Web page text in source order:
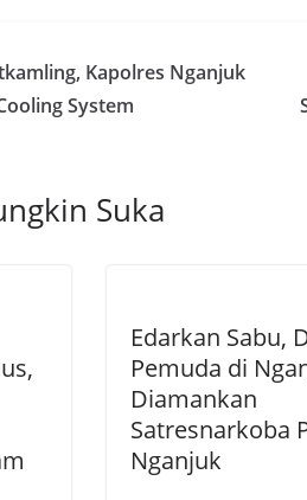
Kapolres Nganjuk
System
Suka
Edarkan Sabu,
Pemuda di
Diamankan
Satresnarkoba
Nganjuk